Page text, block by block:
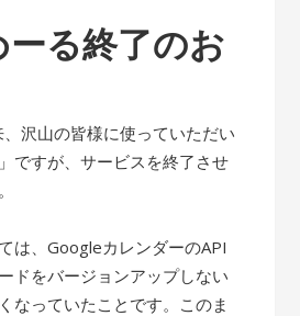
る終了のお
沢山の皆様に使っていただい
ですが、サービスを終了させ
は、GoogleカレンダーのAPI
ドをバージョンアップしない
なっていたことです。このま